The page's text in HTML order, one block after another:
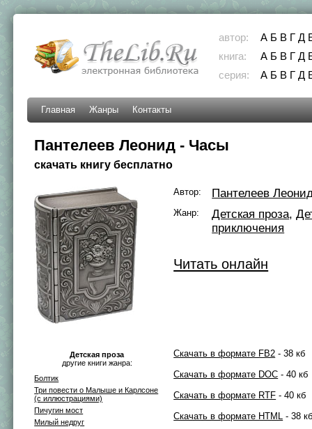
автор: А Б В Г Д
книга:
А Б В Г Д
серия:
А Б В Г Д
Главная Жанры Контакты
Пантелеев Леонид - Часы
скачать книгу бесплатно
Детская проза
другие книги жанра:
Болтик
Три повести о Малыше и Карлсоне
(с иллюстрациями)
Пичугин мост
Милый недруг
Автор: Пантелеев
Жанр: Детская проза,
приключения
Читать онлайн
Скачать в формате FB2 - 38 кб
Скачать в формате DOC - 40 кб
Скачать в формате RTF - 40 кб
Скачать в формате HTML - 38